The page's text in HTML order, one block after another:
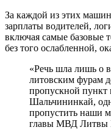
За каждой из этих
зарплаты водителей,
включая самые базовые
без того ослабленной,
«Речь шла лишь о
литовским фурам
пропускной пункт
Шальчининкай,
пропустить наши
главы МВД Литвы